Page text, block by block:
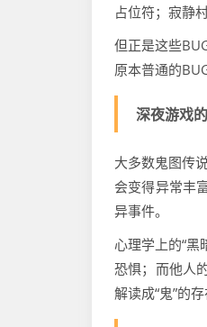
占位符；寂静
但正是这些
原本普通的
深夜游戏
大多数鬼图传
会变得异常丰
异事件。
心理学上的“黑
恐惧；而他人
解读成“鬼”的存